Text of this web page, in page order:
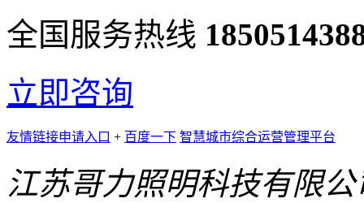
全国服务热线
立即咨询
友情链接申请入口 + 百度一下 智慧城市综合运营管理平台
江苏哥力照明科技有限